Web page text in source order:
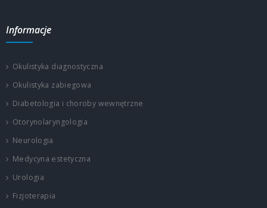
Informacje
Okulistyka diagnostyczna
Okulistyka zabiegowa
Diabetologia i choroby wewnętrzne
Otorynolaryngologia
Neurologia
Medycyna estetyczna
Urologia
Fizjoterapia